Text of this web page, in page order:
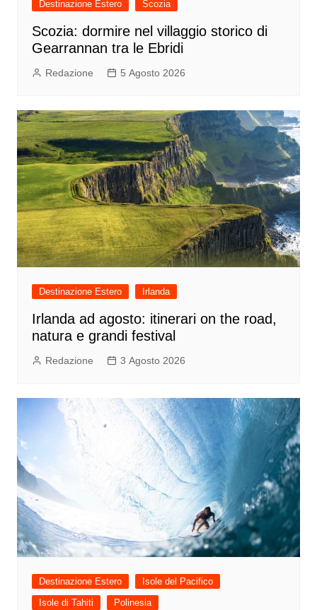
Destinazione Estero Scozia
Scozia: dormire nel villaggio storico di
Gearrannan tra le Ebridi
Redazione 5 Agosto 2026
Destinazione Estero Irlanda
Irlanda ad agosto: itinerari on the road,
natura e grandi festival
Redazione 3 Agosto 2026
Destinazione Estero
Isole del Pacifico
Isole di Tahiti
Polinesia